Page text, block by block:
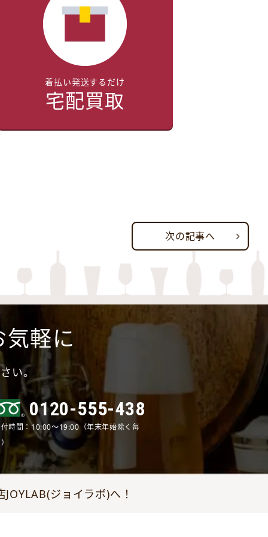
着払い発送するだけ
宅配買取
次の記事へ
軽に
い。
0120-555-438
時間：10:00～19:00（年末年始除く毎
ジョイラボ)へ！